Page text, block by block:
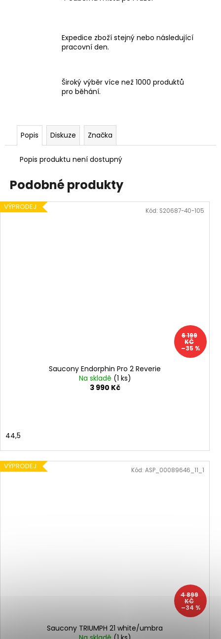
Expedice zboží stejný nebo následující
pracovní den.
Široký výběr více než 1000 produktů
pro běhání.
Popis Diskuze Značka
Popis produktu není dostupný
Podobné produkty
VÝPRODEJ
6 199
KČ
–35 %
Saucony Endorphin Pro 2 Reverie
Na skladě (1 ks)
3 990 Kč
44,5
Kód: S20687-40-105
VÝPRODEJ
4 899
KČ
–34 %
Saucony TRIUMPH 21 white/umbra
Kód: ASP_00089646_11_1